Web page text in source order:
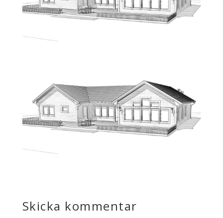
Skicka kommentar